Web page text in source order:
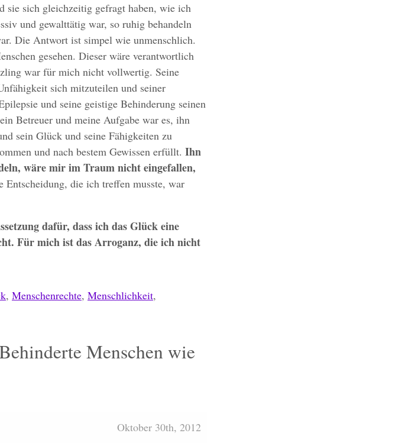
sie sich gleichzeitig gefragt haben, wie ich
und gewalttätig war, so ruhig behandeln
Die Antwort ist simpel wie unmenschlich.
gesehen. Dieser wäre verantwortlich
war für mich nicht vollwertig. Seine
sich mitzuteilen und seiner
und seine geistige Behinderung seinen
Betreuer und meine Aufgabe war es, ihn
sein Glück und seine Fähigkeiten zu
und nach bestem Gewissen erfüllt. Ihn
wäre mir im Traum nicht eingefallen,
Entscheidung, die ich treffen musste, war
dafür, dass ich das Glück eine
Für mich ist das Arroganz, die ich nicht
, Menschenrechte, Menschlichkeit,
Menschen wie
Oktober 30th, 2012